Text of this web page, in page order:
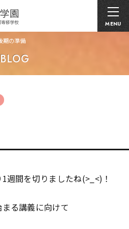
MENU
期の準備
BLOG
週間を切りましたね(>_<)！
る講義に向けて